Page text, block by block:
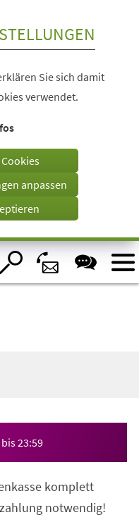
Sie sich damit
verwendet.
anpassen
bis23:59
komplett
notwendig!